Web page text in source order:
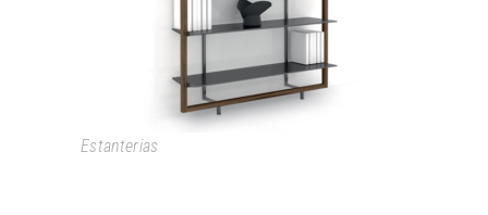
Estanterias